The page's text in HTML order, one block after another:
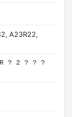
А23R22,
? 2 ? ? ?